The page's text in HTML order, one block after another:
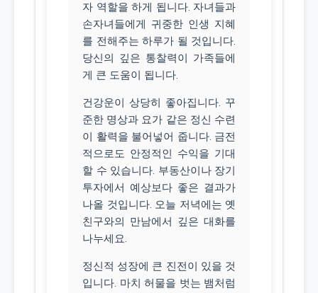
자 역할을 하게 됩니다. 자녀들과
손자녀들에게 귀중한 인생 지혜
를 전해주는 하루가 될 것입니다.
당신의 깊은 통찰력이 가족들에
게 큰 도움이 됩니다.
건강운이 상당히 좋아집니다. 꾸
준한 명상과 요가 같은 정신 수련
이 활력을 불어넣어 줍니다. 금전
적으로도 안정적인 수익을 기대
할 수 있습니다. 부동산이나 장기
투자에서 예상보다 좋은 결과가
나올 것입니다. 오늘 저녁에는 옛
친구와의 만남에서 깊은 대화를
나누세요.
정신적 성장에 큰 진전이 있을 것
입니다. 마치 허물을 벗는 뱀처럼